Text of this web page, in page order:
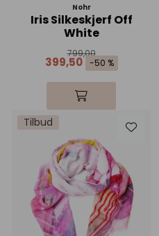
Nohr
Iris Silkeskjerf Off
White
799,00
399,50 -50 %
Tilbud